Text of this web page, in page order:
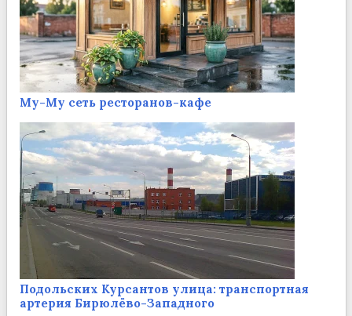
Му-Му сеть ресторанов-кафе
Подольских Курсантов улица: транспортная
артерия Бирюлёво-Западного